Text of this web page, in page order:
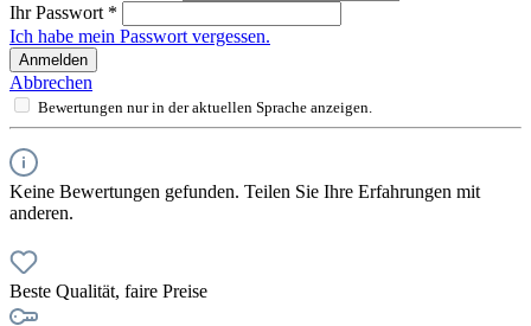
Ihr Passwort *
Ich habe mein Passwort vergessen.
Anmelden
Abbrechen
Bewertungen nur in der aktuellen Sprache anzeigen.
Keine Bewertungen gefunden. Teilen Sie Ihre Erfahrungen mit
anderen.
Beste Qualität, faire Preise